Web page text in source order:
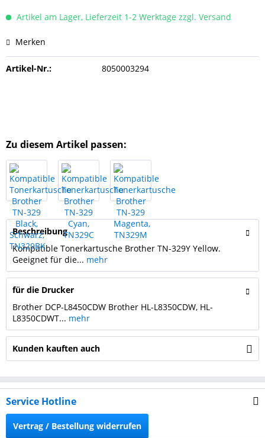
Artikel am Lager, Lieferzeit 1-2 Werktage zzgl. Versand
Merken
Artikel-Nr.: 8050003294
Zu diesem Artikel passen:
Beschreibung
Kompatible Tonerkartusche Brother TN-329Y Yellow.
Geeignet für die... mehr
für die Drucker
Brother DCP-L8450CDW Brother HL-L8350CDW, HL-
L8350CDWT... mehr
Kunden kauften auch
Service Hotline
Vertrag / Bestellung widerrufen